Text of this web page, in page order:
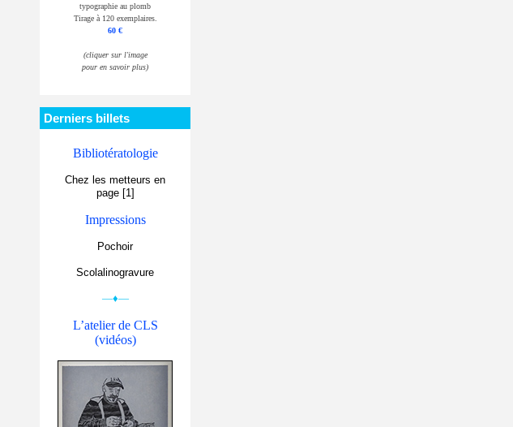
typographie au plomb
Tirage à 120 exemplaires.
60 €
(cliquer sur l'image
pour en savoir plus)
Derniers billets
Bibliotératologie
Chez les metteurs en
page [1]
Impressions
Pochoir
Scolalinogravure
—♦—
L’atelier de CLS
(vidéos)